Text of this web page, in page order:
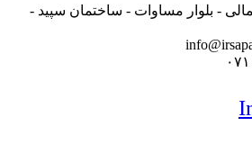
- بلوار مساوات - ساختمان سپید -